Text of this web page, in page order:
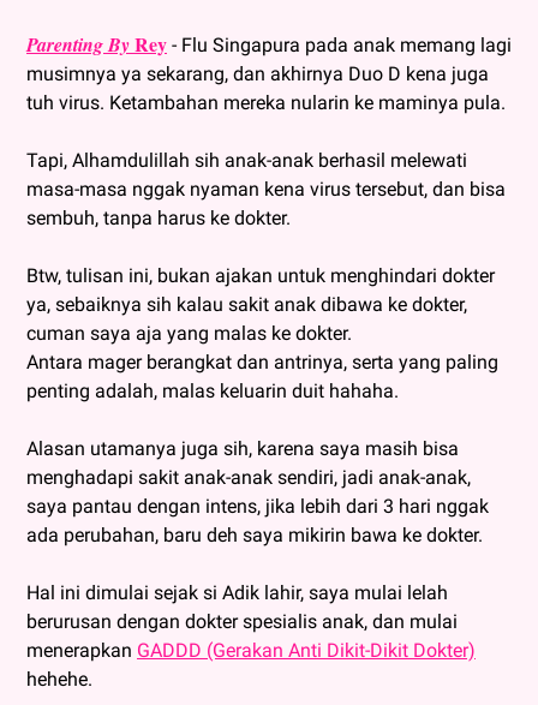
Parenting ByRey - Flu Singapura pada anak memang lagi
musimnya ya sekarang, dan akhirnya Duo D kena juga
tuh virus. Ketambahan mereka nularin ke maminya pula.
Tapi, Alhamdulillah sih anak-anak berhasil melewati
masa-masa nggak nyaman kena virus tersebut, dan bisa
sembuh, tanpa harus ke dokter.
Btw, tulisan ini, bukan ajakan untuk menghindari dokter
ya, sebaiknya sih kalau sakit anak dibawa ke dokter,
cuman saya aja yang malas ke dokter.
Antara mager berangkat dan antrinya, serta yang paling
penting adalah, malas keluarin duit hahaha.
Alasan utamanya juga sih, karena saya masih bisa
menghadapi sakit anak-anak sendiri, jadi anak-anak,
saya pantau dengan intens, jika lebih dari 3 hari nggak
ada perubahan, baru deh saya mikirin bawa ke dokter.
Hal ini dimulai sejak si Adik lahir, saya mulai lelah
berurusan dengan dokter spesialis anak, dan mulai
menerapkan GADDD (Gerakan Anti Dikit-Dikit Dokter)
hehehe.